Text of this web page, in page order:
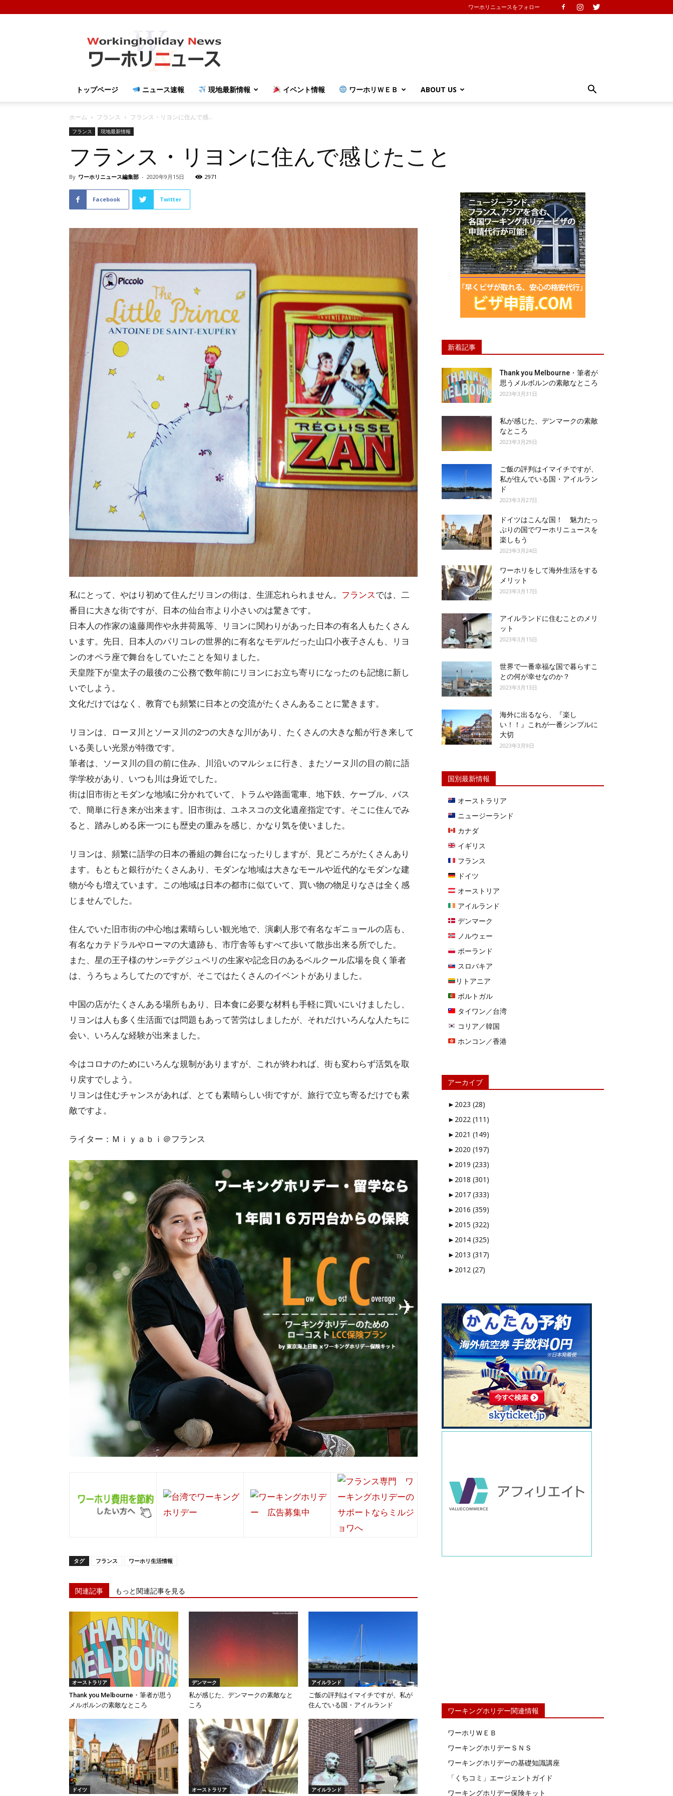
ワーホリニュースをフォロー
ー
ホ
リ
ュ
トップページ ニュース速報 現地最新情報 イベント情報 ワーホリＷＥＢ ABOUT US
ホーム フランス フランス・リヨンに住んで感...
フランス 現地最新情報
フランス・リヨンに住んで感じたこと
By ワーホリニュース編集部 - 2020年9月15日 2971
Facebook Twitter
私にとって、やはり初めて住んだリヨンの街は、生涯忘れられません。 フランスでは、二
番目に大きな街ですが、日本の仙台市より小さいのは驚きです。
日本人の作家の遠藤周作や永井荷風等、リヨンに関わりがあった日本の有名人もたくさん
います。先日、日本人のパリコレの世界的に有名なモデルだった山口小夜子さんも、リヨ
ンのオペラ座で舞台をしていたことを知りました。
天皇陛下が皇太子の最後のご公務で数年前にリヨンにお立ち寄りになったのも記憶に新し
いでしよう。
文化だけではなく、教育でも頻繁に日本との交流がたくさんあることに驚きます。
リヨンは、ローヌ川とソーヌ川の2つの大きな川があり、たくさんの大きな船が行き来して
いる美しい光景が特徴です。
筆者は、ソーヌ川の目の前に住み、川沿いのマルシェに行き、またソーヌ川の目の前に語
学学校があり、いつも川は身近でした。
街は旧市街とモダンな地域に分かれていて、トラムや路面電車、地下鉄、ケーブル、バス
で、簡単に行き来が出来ます。旧市街は、ユネスコの文化遺産指定です。そこに住んでみ
ると、踏みしめる床一つにも歴史の重みを感じ、かなり気を使いました。
リヨンは、頻繁に語学の日本の番組の舞台になったりしますが、見どころがたくさんあり
ます。もともと銀行がたくさんあり、モダンな地域は大きなモールや近代的なモダンな建
物が今も増えています。この地域は日本の都市に似ていて、買い物の物足りなさは全く感
じませんでした。
住んでいた旧市街の中心地は素晴らしい観光地で、演劇人形で有名なギニョールの店も、
有名なカテドラルやローマの大遺跡も、市庁舎等もすべて歩いて散歩出来る所でした。
また、星の王子様のサン=テグジュペリの生家や記念日のあるベルクール広場を良く筆者
は、うろちょろしてたのですが、そこではたくさんのイベントがありました。
中国の店がたくさんある場所もあり、日本食に必要な材料も手軽に買いにいけましたし、
リヨンは人も多く生活面では問題もあって苦労はしましたが、それだけいろんな人たちに
会い、いろんな経験が出来ました。
今はコロナのためにいろんな規制がありますが、これが終われば、街も変わらず活気を取
り戻すでしよう。
リヨンは住むチャンスがあれば、とても素晴らしい街ですが、旅行で立ち寄るだけでも素
敵ですよ。
ライター：Ｍｉｙａｂｉ＠フランス
タグ フランス ワーホリ生活情報
関連記事 もっと関連記事を見る
オーストラリア
Thank you Melbourne・筆者が思う
メルボルンの素敵なところ
デンマーク
私が感じた、デンマークの素敵なと
ころ
アイルランド
ご飯の評判はイマイチですが、私が
住んでいる国・アイルランド
ドイツ オーストラリア アイルランド
新着記事
Thank you Melbourne・筆者が
思うメルボルンの素敵なところ
2023年3月31日
私が感じた、デンマークの素敵
なところ
2023年3月29日
ご飯の評判はイマイチですが、
私が住んでいる国・アイルラン
ド
2023年3月27日
ドイツはこんな国！ 魅力たっ
ぷりの国でワーホリニュースを
楽しもう
2023年3月24日
ワーホリをして海外生活をする
メリット
2023年3月17日
アイルランドに住むことのメリ
ット
2023年3月15日
世界で一番幸福な国で暮らすこ
との何が幸せなのか？
2023年3月13日
海外に出るなら、『楽し
い！！』これが一番シンプルに
大切
2023年3月9日
国別最新情報
オーストラリア
ニュージーランド
カナダ
イギリス
フランス
ドイツ
オーストリア
アイルランド
デンマーク
ノルウェー
ポーランド
スロバキア
リトアニア
ポルトガル
タイワン／台湾
コリア／韓国
ホンコン／香港
アーカイブ
► 2023 (28)
► 2022 (111)
► 2021 (149)
► 2020 (197)
► 2019 (233)
► 2018 (301)
► 2017 (333)
► 2016 (359)
► 2015 (322)
► 2014 (325)
► 2013 (317)
► 2012 (27)
ワーキングホリデー関連情報
ワーホリＷＥＢ
ワーキングホリデーＳＮＳ
ワーキングホリデーの基礎知識講座
「くちコミ」エージェントガイド
ワーキングホリデー保険キット